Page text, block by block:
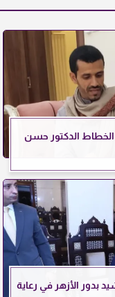
الدكتور حسن
بدور الأزهر في رعاية